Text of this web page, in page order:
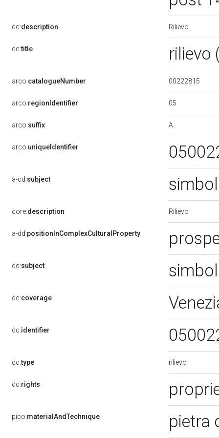
dc:description Rilievo
dc:title rilievo
arco:catalogueNumber 00222815
arco:regionIdentifier 05
arco:suffix A
arco:uniqueIdentifier
a-cd:subject
core:description Rilievo
a-dd:positionInComplexCulturalProperty
dc:subject
dc:coverage
dc:identifier
dc:type rilievo
dc:rights
pico:materialAndTechnique pietra